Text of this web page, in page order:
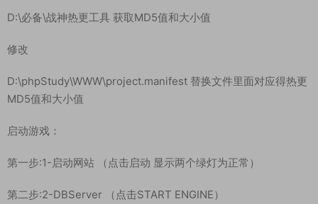
D:\phpStudy\WWW\assets\res\mir2.zip\mir2.scenes.sfselect.
ect.scene